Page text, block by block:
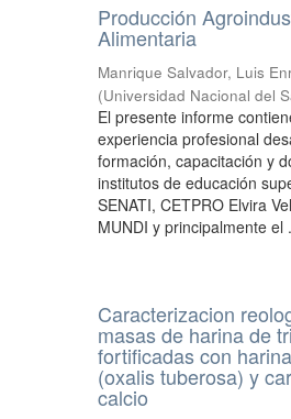
Producción
Alimentaria
Manrique Salvador, Luis
(Universidad Nacional del
El presente informe
experiencia profesional
formación, capacitación y
institutos de educación
SENATI, CETPRO Elvira
MUNDI y principalmente el
Caracterizacion
masas de harina de
fortificadas con
(oxalis tuberosa) y
calcio